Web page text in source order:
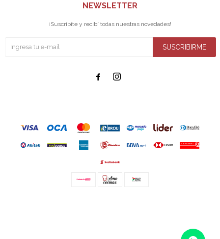
NEWSLETTER
¡Suscribite y recibí todas nuestras novedades!
SUSCRIBIRME
 